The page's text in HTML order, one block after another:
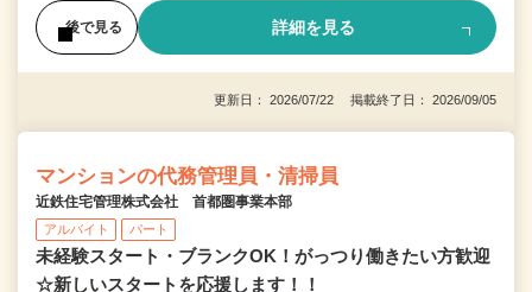
後で見る 詳細を見る
更新日： 2026/07/22 掲載終了日： 2026/09/05
マンションの代務管理員・清掃員
近鉄住宅管理株式会社 首都圏事業本部
アルバイト パート
未経験スタート・ブランクOK！がっつり働きたい方歓迎
☆新しいスタートを応援します！！